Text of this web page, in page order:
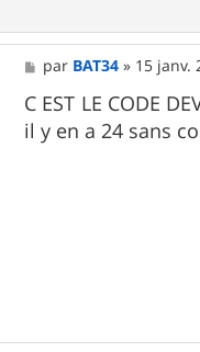
M
e
s
s
a
par BAT34 » 15 janv.
C EST LE CODE
il y en a 24 sans